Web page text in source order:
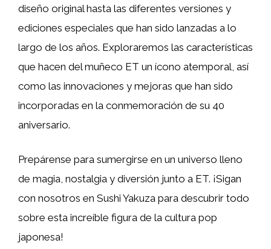
diseño original hasta las diferentes versiones y
ediciones especiales que han sido lanzadas a lo
largo de los años. Exploraremos las características
que hacen del muñeco ET un ícono atemporal, así
como las innovaciones y mejoras que han sido
incorporadas en la conmemoración de su 40
aniversario.
Prepárense para sumergirse en un universo lleno
de magia, nostalgia y diversión junto a ET. ¡Sigan
con nosotros en Sushi Yakuza para descubrir todo
sobre esta increíble figura de la cultura pop
japonesa!